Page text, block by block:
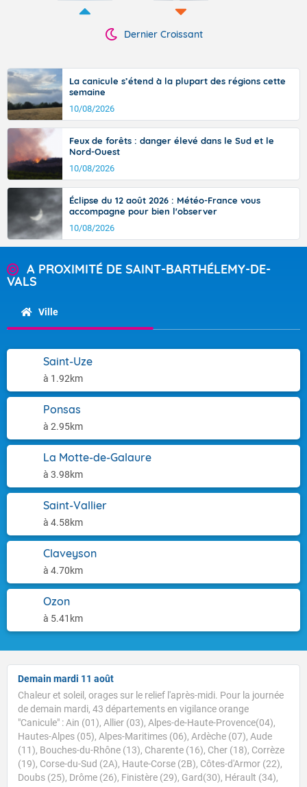
Dernier Croissant
La canicule s’étend à la plupart des régions cette
semaine
10/08/2026
Feux de forêts : danger élevé dans le Sud et le
Nord-Ouest
10/08/2026
Éclipse du 12 août 2026 : Météo-France vous
accompagne pour bien l'observer
10/08/2026
A PROXIMITÉ DE SAINT-BARTHÉLEMY-DE-
VALS
Ville
Saint-Uze
à 1.92km
Ponsas
à 2.95km
La Motte-de-Galaure
à 3.98km
Saint-Vallier
à 4.58km
Claveyson
à 4.70km
Ozon
à 5.41km
Demain mardi 11 août
Chaleur et soleil, orages sur le relief l'après-midi. Pour la journée
de demain mardi, 43 départements en vigilance orange
"Canicule" : Ain (01), Allier (03), Alpes-de-Haute-Provence(04),
Hautes-Alpes (05), Alpes-Maritimes (06), Ardèche (07), Aude
(11), Bouches-du-Rhône (13), Charente (16), Cher (18), Corrèze
(19), Corse-du-Sud (2A), Haute-Corse (2B), Côtes-d'Armor (22),
Doubs (25), Drôme (26), Finistère (29), Gard(30), Hérault (34),